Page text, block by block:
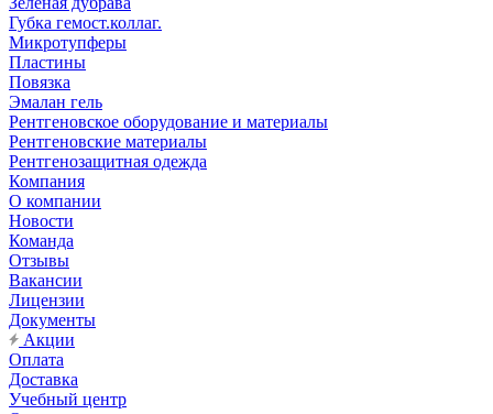
Губка гемост.коллаг.
Микротупферы
Пластины
Повязка
Эмалан гель
Рентгеновское оборудование и материалы
Рентгеновские материалы
Рентгенозащитная одежда
Компания
О компании
Новости
Команда
Отзывы
Вакансии
Лицензии
Документы
Акции
Оплата
Доставка
Учебный центр